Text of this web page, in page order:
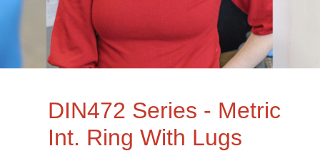
DIN472 Series - Metric
Int. Ring With Lugs